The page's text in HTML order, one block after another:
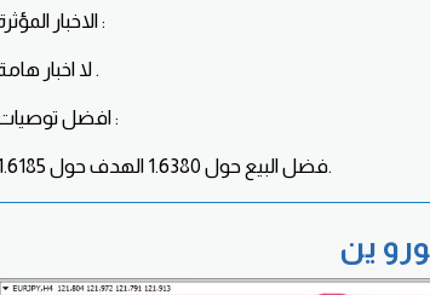
الاخبار المؤثرة :
لا اخبار هامة .
افضل توصيات :
فضل البيع حول 1.6380 الهدف حول 1.6185.